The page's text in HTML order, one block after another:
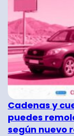
Cadenas y
puedes
según nuevo